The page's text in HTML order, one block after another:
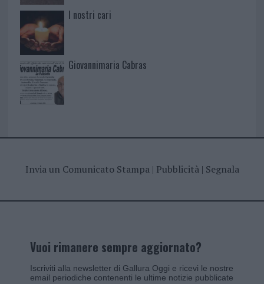
I nostri cari
Giovannimaria Cabras
Invia un Comunicato Stampa| Pubblicità| Segnala
Vuoi rimanere sempre aggiornato?
Iscriviti alla newsletter di Gallura Oggi e ricevi le nostre
email periodiche contenenti le ultime notizie pubblicate